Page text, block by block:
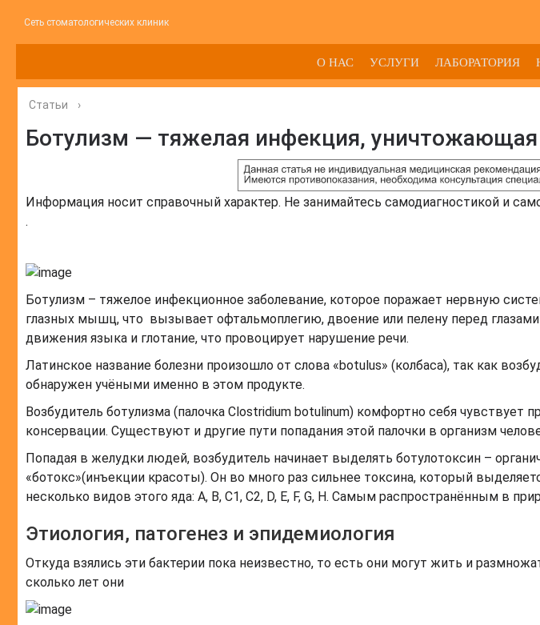
Сеть стоматологических клиник
О НАС УСЛУГИ ЛАБОРАТОРИЯ
Статьи ›
Ботулизм — тяжелая инфекция,
Информация носит справочный характер. Не занимайтесь самодиагностикой и
.
Ботулизм – тяжелое инфекционное заболевание, которое поражает нервную
глазных мышц, что вызывает офтальмоплегию, двоение или пелену перед
движения языка и глотание, что провоцирует нарушение речи.
Латинское название болезни произошло от слова «botulus» (колбаса), так как
обнаружен учёными именно в этом продукте.
Возбудитель ботулизма (палочка Clostridium botulinum) комфортно себя чувствует
консервации. Существуют и другие пути попадания этой палочки в организм
Попадая в желудки людей, возбудитель начинает выделять ботулотоксин –
«ботокс»(инъекции красоты). Он во много раз сильнее токсина, который
несколько видов этого яда: A, B, C1, C2, D, E, F, G, H. Самым распространённым в
Этиология, патогенез и эпидемиология
Откуда взялись эти бактерии пока неизвестно, то есть они могут жить и
сколько лет они